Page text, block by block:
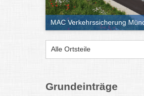
MAC Verkehrssicherung
Alle Ortsteile
Grundeinträge